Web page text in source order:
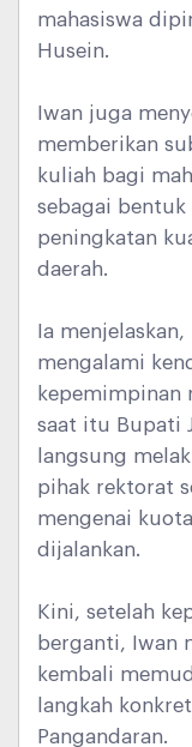
mahasiswa
Husein.
Iwan juga
memberikan
kuliah bagi
sebagai bentuk
peningkatan
daerah.
Ia
mengalami
kepemimpinan
saat itu Bupati
langsung
pihak rektorat
mengenai
dijalankan.
Kini, setelah
berganti, Iwan
kembali
langkah
Pangandaran.